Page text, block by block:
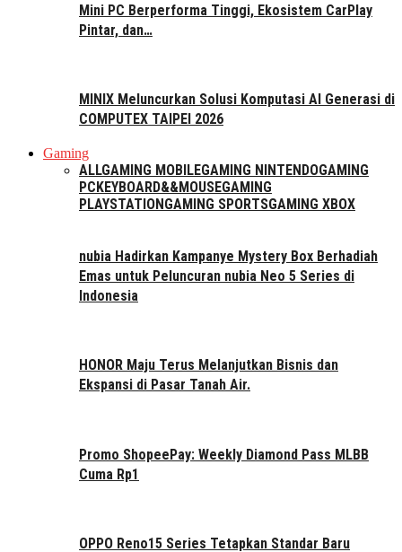
Mini PC Berperforma Tinggi, Ekosistem CarPlay
Pintar, dan…
MINIX Meluncurkan Solusi Komputasi AI Generasi di
COMPUTEX TAIPEI 2026
Gaming
ALLGAMING MOBILEGAMING NINTENDOGAMING
PCKEYBOARD&&MOUSEGAMING
PLAYSTATIONGAMING SPORTSGAMING XBOX
nubia Hadirkan Kampanye Mystery Box Berhadiah
Emas untuk Peluncuran nubia Neo 5 Series di
Indonesia
HONOR Maju Terus Melanjutkan Bisnis dan
Ekspansi di Pasar Tanah Air.
Promo ShopeePay: Weekly Diamond Pass MLBB
Cuma Rp1
OPPO Reno15 Series Tetapkan Standar Baru